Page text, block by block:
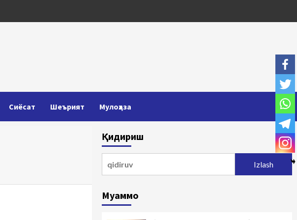
Сиёсат Шеърият Мулоҳаза
Қидириш
Муаммо